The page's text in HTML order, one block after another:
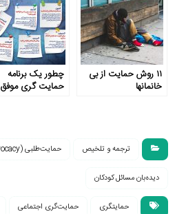
۱۱ روش حمایت از بی
خانمان­ها
چطور یک برنامه
حمایت گری موفق
ترجمه و تلخیص حمایت‌طلبی (Advocacy)
دیده‌بان مسائل کودکان
حمایتگری حمایت‌گری اجتماعی